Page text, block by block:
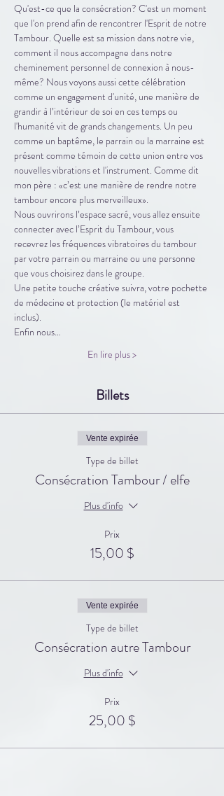
Qu'est-ce que la consécration? C'est un moment
que l'on prend afin de rencontrer l'Esprit de notre
Tambour. Quelle est sa mission dans notre vie,
comment il nous accompagne dans notre
cheminement personnel de connexion à nous-
même? Nous voyons aussi cette célébration
comme un engagement d'unité, une manière de
grandir à l’intérieur de soi en ces temps ou
l'humanité vit de grands changements. Un peu
comme un baptême, le parrain ou la marraine est
présent comme témoin de cette union entre vos
nouvelles vibrations et l'instrument. Comme dit
mon père : «c’est une manière de rendre notre
tambour encore plus merveilleux».
Nous ouvrirons l’espace sacré, vous allez ensuite
connecter avec l’Esprit du Tambour, vous
recevrez les fréquences vibratoires du tambour
par votre parrain ou marraine ou une personne
que vous choisirez dans le groupe.
Une petite touche créative suivra, votre pochette
de médecine et protection (le matériel est
inclus).
Enfin nous…
En lire plus >
Billets
Vente expirée
Type de billet
Consécration Tambour / elfe
Plus d'info
Prix
15,00 $
Vente expirée
Type de billet
Consécration autre Tambour
Plus d'info
Prix
25,00 $